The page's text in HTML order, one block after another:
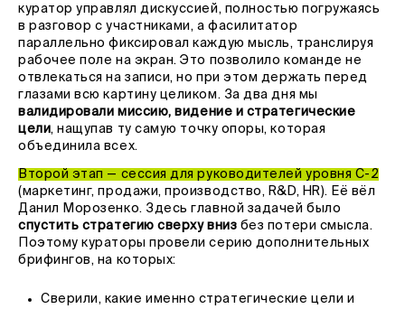
куратор управлял дискуссией, полностью погружаясь
в разговор с участниками, а фасилитатор
параллельно фиксировал каждую мысль, транслируя
рабочее поле на экран. Это позволило команде не
отвлекаться на записи, но при этом держать перед
глазами всю картину целиком. За два дня мы
валидировали миссию, видение и стратегические
цели, нащупав ту самую точку опоры, которая
объединила всех.
Второй этап — сессия для руководителей уровня С-2
(маркетинг, продажи, производство, R&D, HR). Её вёл
Данил Морозенко. Здесь главной задачей было
спустить стратегию сверху вниз без потери смысла.
Поэтому кураторы провели серию дополнительных
брифингов, на которых:
Сверили, какие именно стратегические цели и